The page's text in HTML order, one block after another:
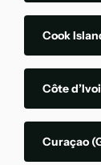
Cook
Côte
Curaçao